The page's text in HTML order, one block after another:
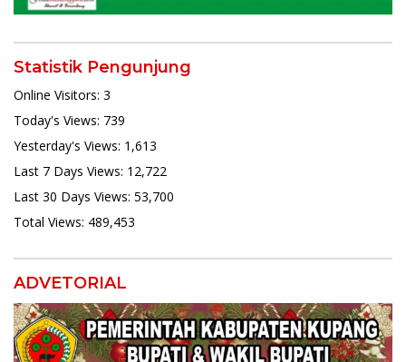
Statistik Pengunjung
Online Visitors: 3
Today's Views: 739
Yesterday's Views: 1,613
Last 7 Days Views: 12,722
Last 30 Days Views: 53,700
Total Views: 489,453
ADVETORIAL